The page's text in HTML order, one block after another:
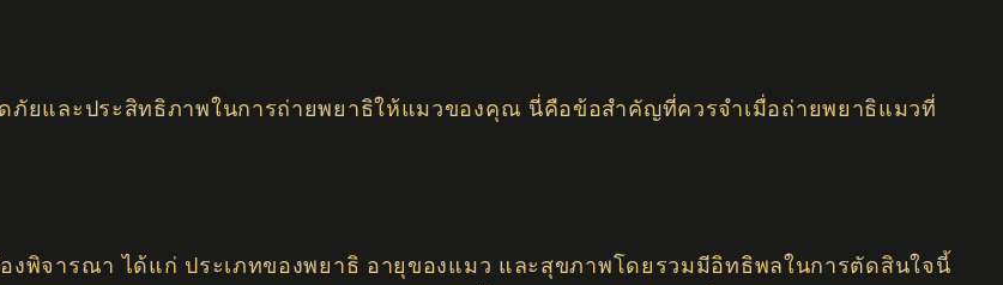
ยและประสิทธิภาพในการถ่ายพยาธิให้แมวของคุณ นี่คือข้อสำคัญที่ควรจำเมื่อถ่ายพยาธิแมวที่
งพิจารณา ได้แก่ ประเภทของพยาธิ อายุของแมว และสุขภาพโดยรวมมีอิทธิพลในการตัดสินใจนี้